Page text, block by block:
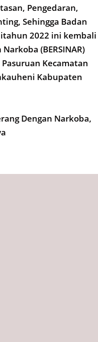
Pengedaran,
Sehingga Badan
2022 ini kembali
(BERSINAR)
Kecamatan
Kabupaten
Dengan Narkoba,